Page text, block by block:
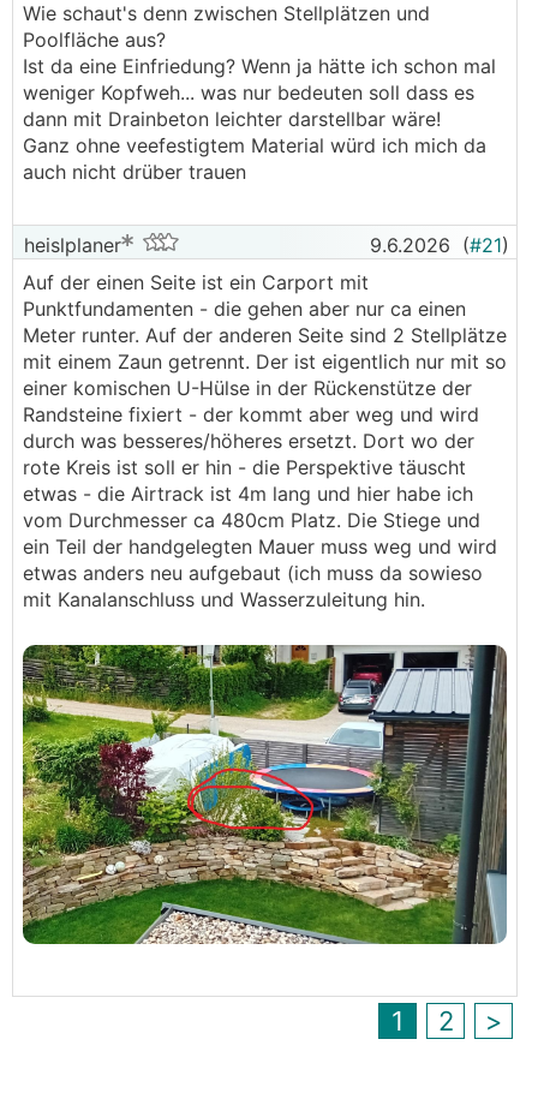
Wie schaut's denn zwischen Stellplätzen und
Poolfläche aus?
Ist da eine Einfriedung? Wenn ja hätte ich schon mal
weniger Kopfweh... was nur bedeuten soll dass es
dann mit Drainbeton leichter darstellbar wäre!
Ganz ohne veefestigtem Material würd ich mich da
auch nicht drüber trauen
heislplaner 9.6.2026 (#21)
Auf der einen Seite ist ein Carport mit
Punktfundamenten - die gehen aber nur ca einen
Meter runter. Auf der anderen Seite sind 2 Stellplätze
mit einem Zaun getrennt. Der ist eigentlich nur mit so
einer komischen U-Hülse in der Rückenstütze der
Randsteine fixiert - der kommt aber weg und wird
durch was besseres/höheres ersetzt. Dort wo der
rote Kreis ist soll er hin - die Perspektive täuscht
etwas - die Airtrack ist 4m lang und hier habe ich
vom Durchmesser ca 480cm Platz. Die Stiege und
ein Teil der handgelegten Mauer muss weg und wird
etwas anders neu aufgebaut (ich muss da sowieso
mit Kanalanschluss und Wasserzuleitung hin.
1 2 >